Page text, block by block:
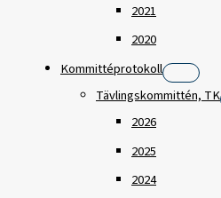
2021
2020
Kommittéprotokoll
Tävlingskommittén, TK
2026
2025
2024